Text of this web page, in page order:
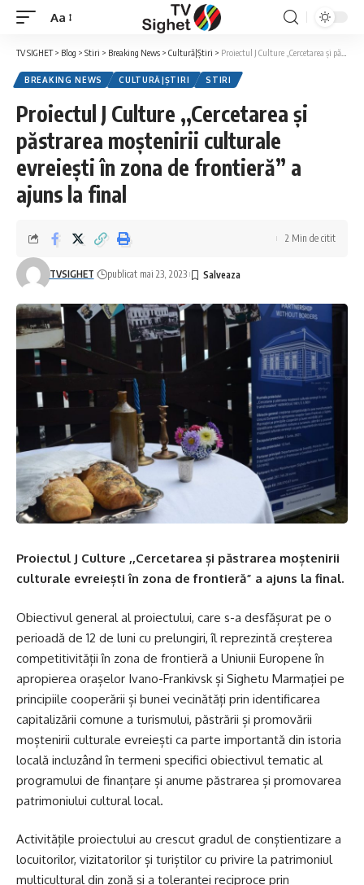
Font
Resizer
Aa
TV SIGHET> Blog > Stiri > Breaking News > Cultură|Știri > Proiectul J Culture ,,Cercetarea și păstrarea moștenirii culturale evreiești în zona de frontieră” a ajuns la final
BREAKING NEWS CULTURĂ|ȘTIRI STIRI
Proiectul J Culture ,,Cercetarea și
păstrarea moștenirii culturale
evreiești în zona de frontieră” a
ajuns la final
TVSIGHET publicat mai 23, 2023
2 Min de citit
Proiectul J Culture ,,Cercetarea și păstrarea moștenirii
culturale evreiești în zona de frontieră” a ajuns la final.
Obiectivul general al proiectului, care s-a desfășurat pe o
perioadă de 12 de luni cu prelungiri, îl reprezintă creșterea
competitivității în zona de frontieră a Uniunii Europene în
apropierea orașelor Ivano-Frankivsk și Sighetu Marmației pe
principiile cooperării și bunei vecinătăți prin identificarea
capitalizării comune a turismului, păstrării și promovării
moștenirii culturale evreiești ca parte importantă din istoria
locală incluzând în termeni specifici obiectivul tematic al
programului de finanțare și anume păstrarea și promovarea
patrimoniului cultural local.
Activitățile proiectului au crescut gradul de conștientizare a
locuitorilor, vizitatorilor și turiștilor cu privire la patrimoniul
multicultural din zonă și a toleranței reciproce prin